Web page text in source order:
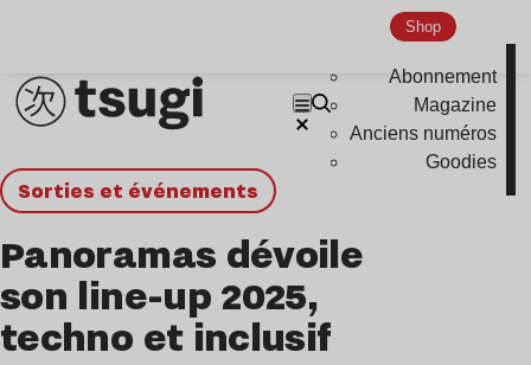
Shop
Abonnement
Magazine
Anciens numéros
Goodies
Sorties et événements
Panoramas dévoile
son line-up 2025,
techno et inclusif